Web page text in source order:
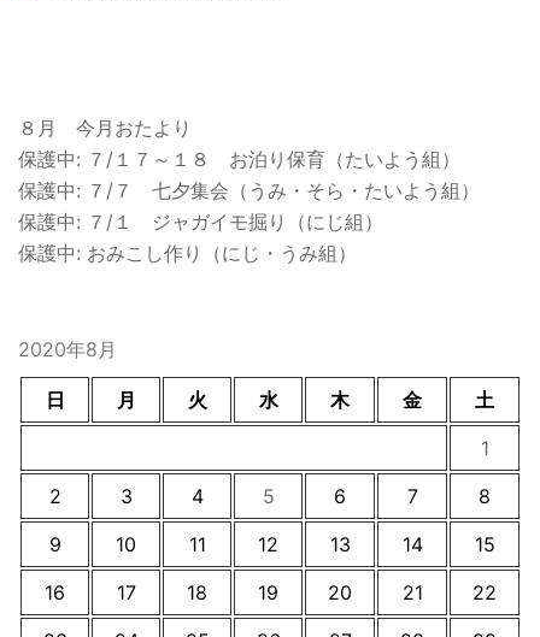
８月 今月おたより
保護中: ７/１７～１８ お泊り保育（たいよう組）
保護中: ７/７ 七夕集会（うみ・そら・たいよう組）
保護中: ７/１ ジャガイモ掘り（にじ組）
保護中: おみこし作り（にじ・うみ組）
2020年8月
日 月 火 水 木 金
土
1
2
3 4 5 6 7
8
9
10 11 12 13 14
15
16
17 18 19 20 21
22